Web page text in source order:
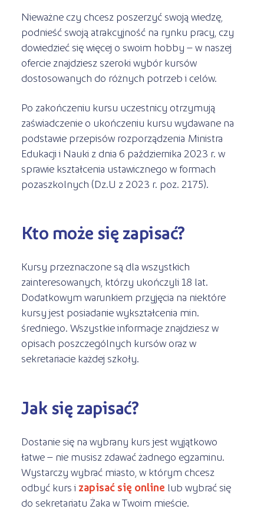
Nieważne czy chcesz poszerzyć swoją wiedzę,
podnieść swoją atrakcyjność na rynku pracy, czy
dowiedzieć się więcej o swoim hobby – w naszej
ofercie znajdziesz szeroki wybór kursów
dostosowanych do różnych potrzeb i celów.
Po zakończeniu kursu uczestnicy otrzymują
zaświadczenie o ukończeniu kursu wydawane na
podstawie przepisów rozporządzenia Ministra
Edukacji i Nauki z dnia 6 października 2023 r. w
sprawie kształcenia ustawicznego w formach
pozaszkolnych (Dz.U z 2023 r. poz. 2175).
Kto może się zapisać?
Kursy przeznaczone są dla wszystkich
zainteresowanych, którzy ukończyli 18 lat.
Dodatkowym warunkiem przyjęcia na niektóre
kursy jest posiadanie wykształcenia min.
średniego. Wszystkie informacje znajdziesz w
opisach poszczególnych kursów oraz w
sekretariacie każdej szkoły.
Jak się zapisać?
Dostanie się na wybrany kurs jest wyjątkowo
łatwe – nie musisz zdawać żadnego egzaminu.
Wystarczy wybrać miasto, w którym chcesz
odbyć kurs i zapisać się online lub wybrać się
do sekretariatu Żaka w Twoim mieście.